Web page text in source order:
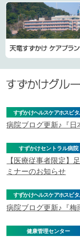
すずかけヘルスケアホスピタ
病院ブログ更新♪『日
すずかけセントラル病院
【医療従事者限定
ミナーのお知らせ
すずかけヘルスケアホスピタ
病院ブログ更新♪『梅
健康管理センター